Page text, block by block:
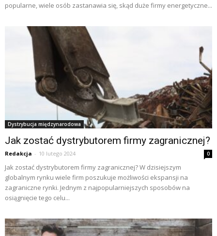
popularne, wiele osób zastanawia się, skąd duże firmy energetyczne...
Dystrybucja międzynarodowa
Jak zostać dystrybutorem firmy zagranicznej?
Redakcja - 10 lutego 2024 0
Jak zostać dystrybutorem firmy zagranicznej? W dzisiejszym
globalnym rynku wiele firm poszukuje możliwości ekspansji na
zagraniczne rynki. Jednym z najpopularniejszych sposobów na
osiągnięcie tego celu...